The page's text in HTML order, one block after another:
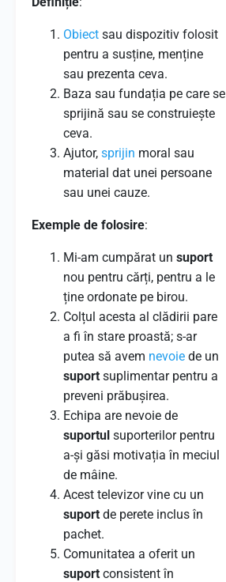
Obiect sau dispozitiv folosit
pentru a susține, menține
sau prezenta ceva.
Baza sau fundația pe care se
sprijină sau se construiește
ceva.
Ajutor, sprijin moral sau
material dat unei persoane
sau unei cauze.
Exemple de folosire:
Mi-am cumpărat un suport
nou pentru cărți, pentru a le
ține ordonate pe birou.
Colțul acesta al clădirii pare
a fi în stare proastă; s-ar
putea să avem nevoie de un
suport suplimentar pentru a
preveni prăbușirea.
Echipa are nevoie de
suportul suporterilor pentru
a-și găsi motivația în meciul
de mâine.
Acest televizor vine cu un
suport de perete inclus în
pachet.
Comunitatea a oferit un
suport consistent în